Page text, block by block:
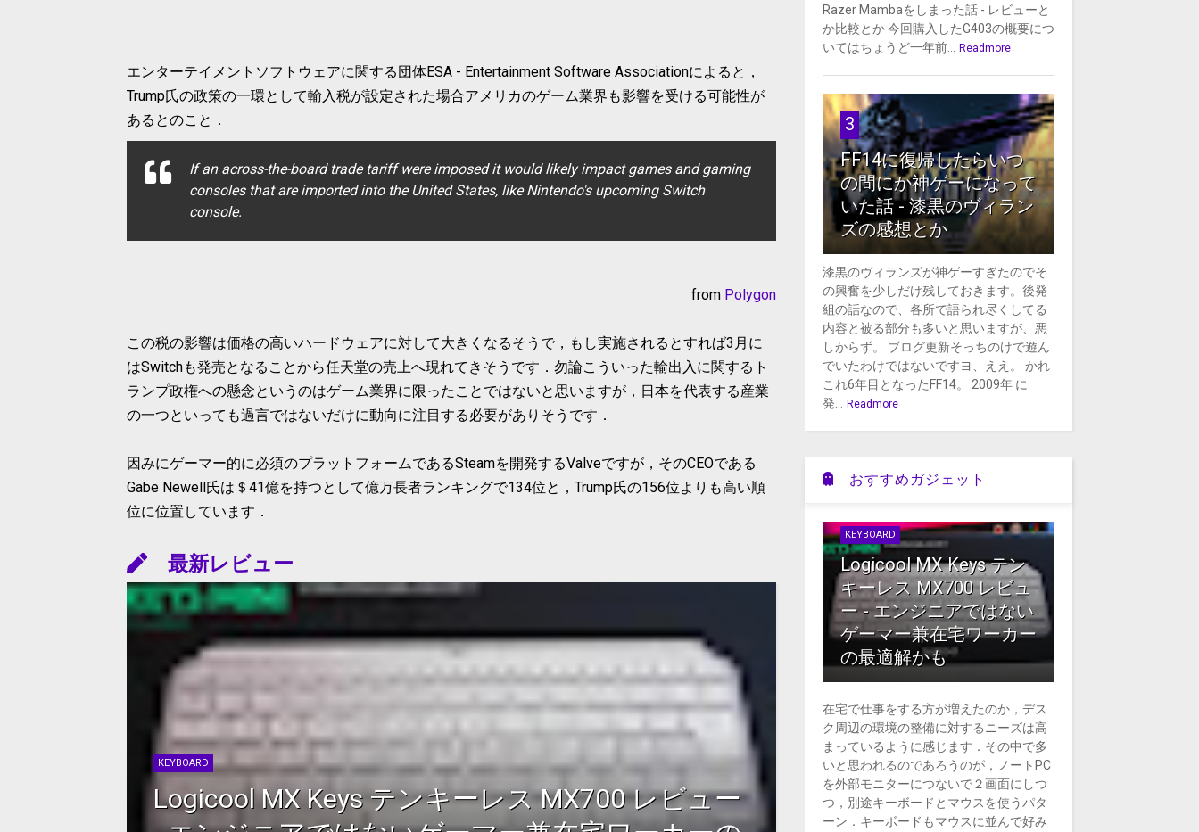
エンターテイメントソフトウェアに関する団体ESA - Entertainment Software Associationによると，
Trump氏の政策の一環として輸入税が設定された場合アメリカのゲーム業界も影響を受ける可能性が
あるとのこと．
If an across-the-board trade tariff were imposed it would likely impact games and gaming
consoles that are imported into the United States, like Nintendo's upcoming Switch
console.
from Polygon
この税の影響は価格の高いハードウェアに対して大きくなるそうで，もし実施されるとすれば3月に
はSwitchも発売となることから任天堂の売上へ現れてきそうです．勿論こういった輸出入に関するト
ランプ政権への懸念というのはゲーム業界に限ったことではないと思いますが，日本を代表する産業
の一つといっても過言ではないだけに動向に注目する必要がありそうです．
因みにゲーマー的に必須のプラットフォームであるSteamを開発するValveですが，そのCEOである
Gabe Newell氏は＄41億を持つとして億万長者ランキングで134位と，Trump氏の156位よりも高い順
位に位置しています．
最新レビュー
KEYBOARD
Logicool MX Keys テンキーレス MX700 レビュー
Razer Mambaをしまった話 - レビューと
か比較とか 今回購入したG403の概要につ
いてはちょうど一年前...
Readmore
3
FF14に復帰したらいつ
の間にか神ゲーになって
いた話 - 漆黒のヴィラン
ズの感想とか
漆黒のヴィランズが神ゲーすぎたのでそ
の興奮を少しだけ残しておきます。後発
組の話なので、各所で語られ尽くしてる
内容と被る部分も多いと思いますが、悪
しからず。 ブログ更新そっちのけで遊ん
でいたわけではないですヨ、ええ。 かれ
これ6年目となったFF14。 2009年 に
発...
Readmore
おすすめガジェット
KEYBOARD
Logicool MX Keys テン
キーレス MX700 レビュ
ー - エンジニアではない
ゲーマー兼在宅ワーカー
の最適解かも
在宅で仕事をする方が増えたのか，デス
ク周辺の環境の整備に対するニーズは高
まっているように感じます．その中で多
いと思われるのであろうのが，ノートPC
を外部モニターにつないで２画面にしつ
つ，別途キーボードとマウスを使うパタ
ーン．キーボードもマウスに並んで好み